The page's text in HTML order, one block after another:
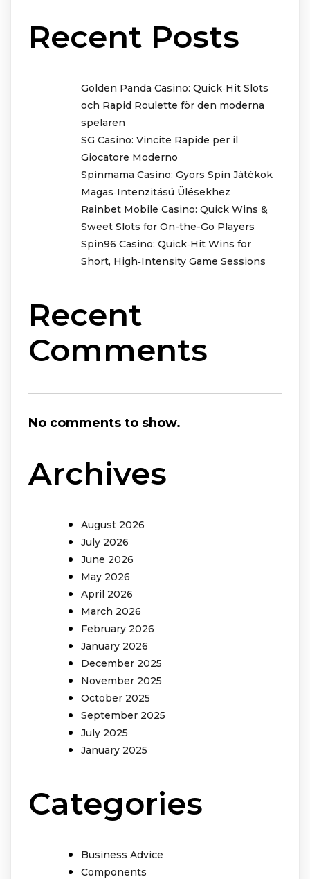
Recent Posts
Golden Panda Casino: Quick‑Hit Slots
och Rapid Roulette för den moderna
spelaren
SG Casino: Vincite Rapide per il
Giocatore Moderno
Spinmama Casino: Gyors Spin Játékok
Magas‑Intenzitású Ülésekhez
Rainbet Mobile Casino: Quick Wins &
Sweet Slots for On-the-Go Players
Spin96 Casino: Quick‑Hit Wins for
Short, High‑Intensity Game Sessions
Recent
Comments
No comments to show.
Archives
August 2026
July 2026
June 2026
May 2026
April 2026
March 2026
February 2026
January 2026
December 2025
November 2025
October 2025
September 2025
July 2025
January 2025
Categories
Business Advice
Components